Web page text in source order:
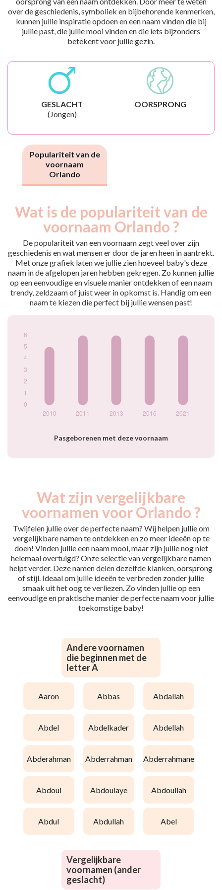
over de geschiedenis, symboliek en bijbehorende kenmerken,
kunnen jullie inspiratie opdoen en een naam vinden die bij
jullie past, die jullie mooi vinden en die iets bijzonders
betekent voor jullie gezin.
GESLACHT
(Jongen)
OORSPRONG
Populariteit van de
voornaam
Orlando
Wat is de populariteit van de
voornaam Orlando ?
De populariteit van een voornaam zegt veel over zijn
geschiedenis en wat mensen er door de jaren heen in aantrekt.
Met onze grafiek laten we jullie zien hoeveel baby's deze
naam in de afgelopen jaren hebben gekregen. Zo kunnen jullie
op een eenvoudige en visuele manier ontdekken of een naam
trendy, zeldzaam of juist weer in opkomst is. Handig om een
naam te kiezen die perfect bij jullie wensen past!
Pasgeborenen met deze voornaam
Popularité du
prénom Orlando
Année
Nouveaux-
nés
2011
6
2013
6
2016
6
2021
6
Wat zijn vergelijkbare
voornamen voor Orlando ?
Twijfelen jullie over de perfecte naam? Wij helpen jullie om
vergelijkbare namen te ontdekken en zo meer ideeën op te
doen! Vinden jullie een naam mooi, maar zijn jullie nog niet
helemaal overtuigd? Onze selectie van vergelijkbare namen
helpt verder. Deze namen delen dezelfde klanken, oorsprong
of stijl. Ideaal om jullie ideeën te verbreden zonder jullie
smaak uit het oog te verliezen. Zo vinden jullie op een
eenvoudige en praktische manier de perfecte naam voor jullie
toekomstige baby!
Andere voornamen
die beginnen met de
letter A
aaron abbas abdallah
abdel abdelkader abdellah
abderahman abderrahman abderrahmane
abdoul abdoulaye abdoullah
abdul abdullah abel
Vergelijkbare
voornamen (ander
geslacht)